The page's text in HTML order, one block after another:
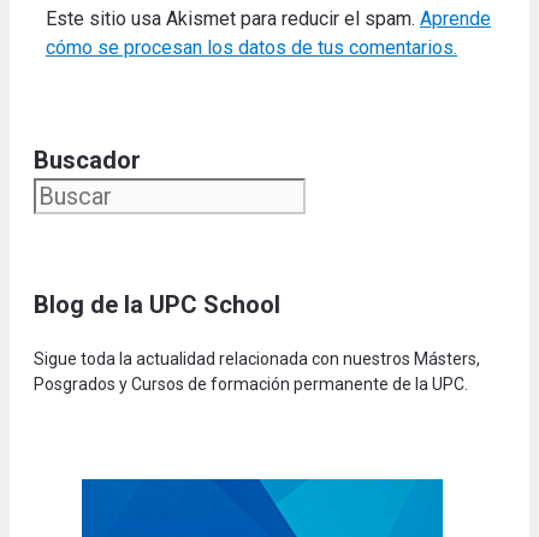
Este sitio usa Akismet para reducir el spam. Aprende
cómo se procesan los datos de tus comentarios.
Buscador
Blog de la UPC School
Sigue toda la actualidad relacionada con nuestros Másters,
Posgrados y Cursos de formación permanente de la UPC.